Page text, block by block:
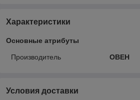
Характеристики
Основные атрибуты
Производитель ОВЕН
Условия доставки